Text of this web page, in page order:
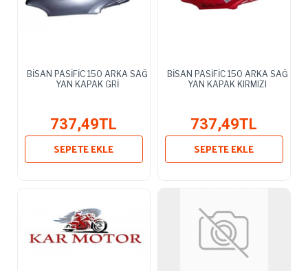
BİSAN PASİFİC 150 ARKA SAĞ
YAN KAPAK GRİ
737,49TL
SEPETE EKLE
BİSAN PASİFİC 150 ARKA SAĞ
YAN KAPAK KIRMIZI
737,49TL
SEPETE EKLE